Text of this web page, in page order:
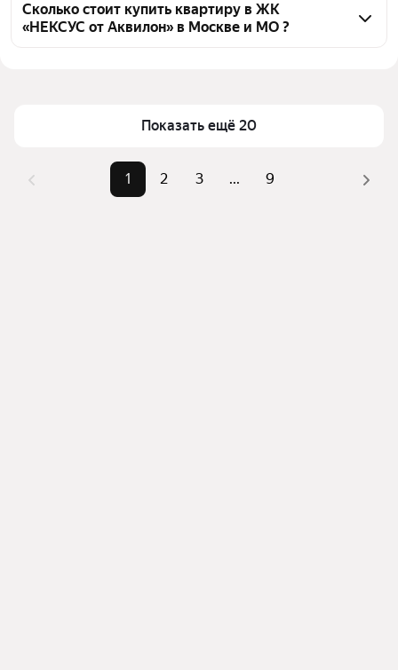
ЖК «НЕКСУС от Аквилон», воспользуйтесь
тепловой картой для оценки инфраструктуры и
верхней части страницы есть самые частые
или «2-комнатные»
Помимо удобной сортировки по цене продажи вы
Сколько стоит купить квартиру в ЖК
«НЕКСУС от Аквилон» в Москве и МО ?
запросы
«1-комнатные», «2-
Показать ещё 20
1 2 3 ... 9